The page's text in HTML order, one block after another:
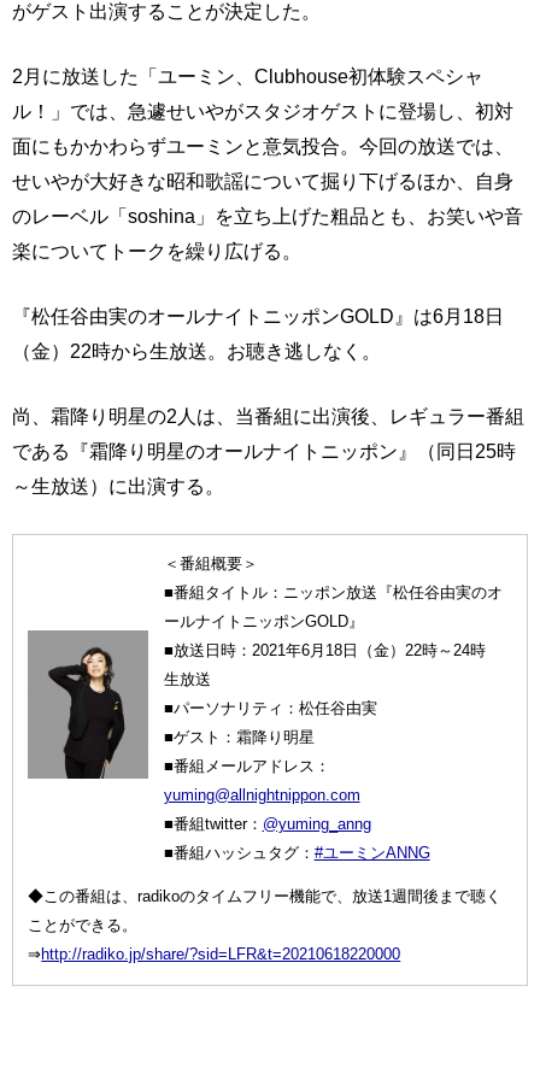
がゲスト出演することが決定した。
2月に放送した「ユーミン、Clubhouse初体験スペシャ
ル！」では、急遽せいやがスタジオゲストに登場し、初対
面にもかかわらずユーミンと意気投合。今回の放送では、
せいやが大好きな昭和歌謡について掘り下げるほか、自身
のレーベル「soshina」を立ち上げた粗品とも、お笑いや音
楽についてトークを繰り広げる。
『松任谷由実のオールナイトニッポンGOLD』は6月18日
（金）22時から生放送。お聴き逃しなく。
尚、霜降り明星の2人は、当番組に出演後、レギュラー番組
である『霜降り明星のオールナイトニッポン』（同日25時
～生放送）に出演する。
＜番組概要＞
■番組タイトル：ニッポン放送『松任谷由実のオ
ールナイトニッポンGOLD』
■放送日時：2021年6月18日（金）22時～24時
生放送
■パーソナリティ：松任谷由実
■ゲスト：霜降り明星
■番組メールアドレス：
yuming@allnightnippon.com
■番組twitter： @yuming_anng
■番組ハッシュタグ： #ユーミンANNG
◆この番組は、radikoのタイムフリー機能で、放送1週間後まで聴く
ことができる。
⇒http://radiko.jp/share/?sid=LFR&t=20210618220000